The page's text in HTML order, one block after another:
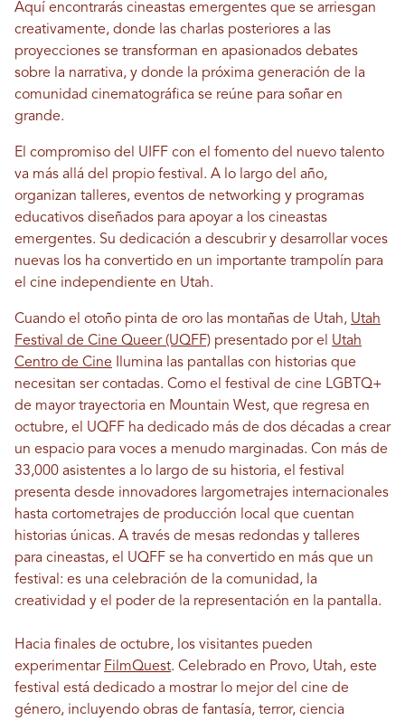
Aquí encontrarás cineastas emergentes que se arriesgan
creativamente, donde las charlas posteriores a las
proyecciones se transforman en apasionados debates
sobre la narrativa, y donde la próxima generación de la
comunidad cinematográfica se reúne para soñar en
grande.
El compromiso del UIFF con el fomento del nuevo talento
va más allá del propio festival. A lo largo del año,
organizan talleres, eventos de networking y programas
educativos diseñados para apoyar a los cineastas
emergentes. Su dedicación a descubrir y desarrollar voces
nuevas los ha convertido en un importante trampolín para
el cine independiente en Utah.
Cuando el otoño pinta de oro las montañas de Utah, Utah
Festival de Cine Queer (UQFF) presentado por el Utah
Centro de Cine Ilumina las pantallas con historias que
necesitan ser contadas. Como el festival de cine LGBTQ+
de mayor trayectoria en Mountain West, que regresa en
octubre, el UQFF ha dedicado más de dos décadas a crear
un espacio para voces a menudo marginadas. Con más de
33,000 asistentes a lo largo de su historia, el festival
presenta desde innovadores largometrajes internacionales
hasta cortometrajes de producción local que cuentan
historias únicas. A través de mesas redondas y talleres
para cineastas, el UQFF se ha convertido en más que un
festival: es una celebración de la comunidad, la
creatividad y el poder de la representación en la pantalla.
Hacia finales de octubre, los visitantes pueden
experimentar FilmQuest. Celebrado en Provo, Utah, este
festival está dedicado a mostrar lo mejor del cine de
género, incluyendo obras de fantasía, terror, ciencia